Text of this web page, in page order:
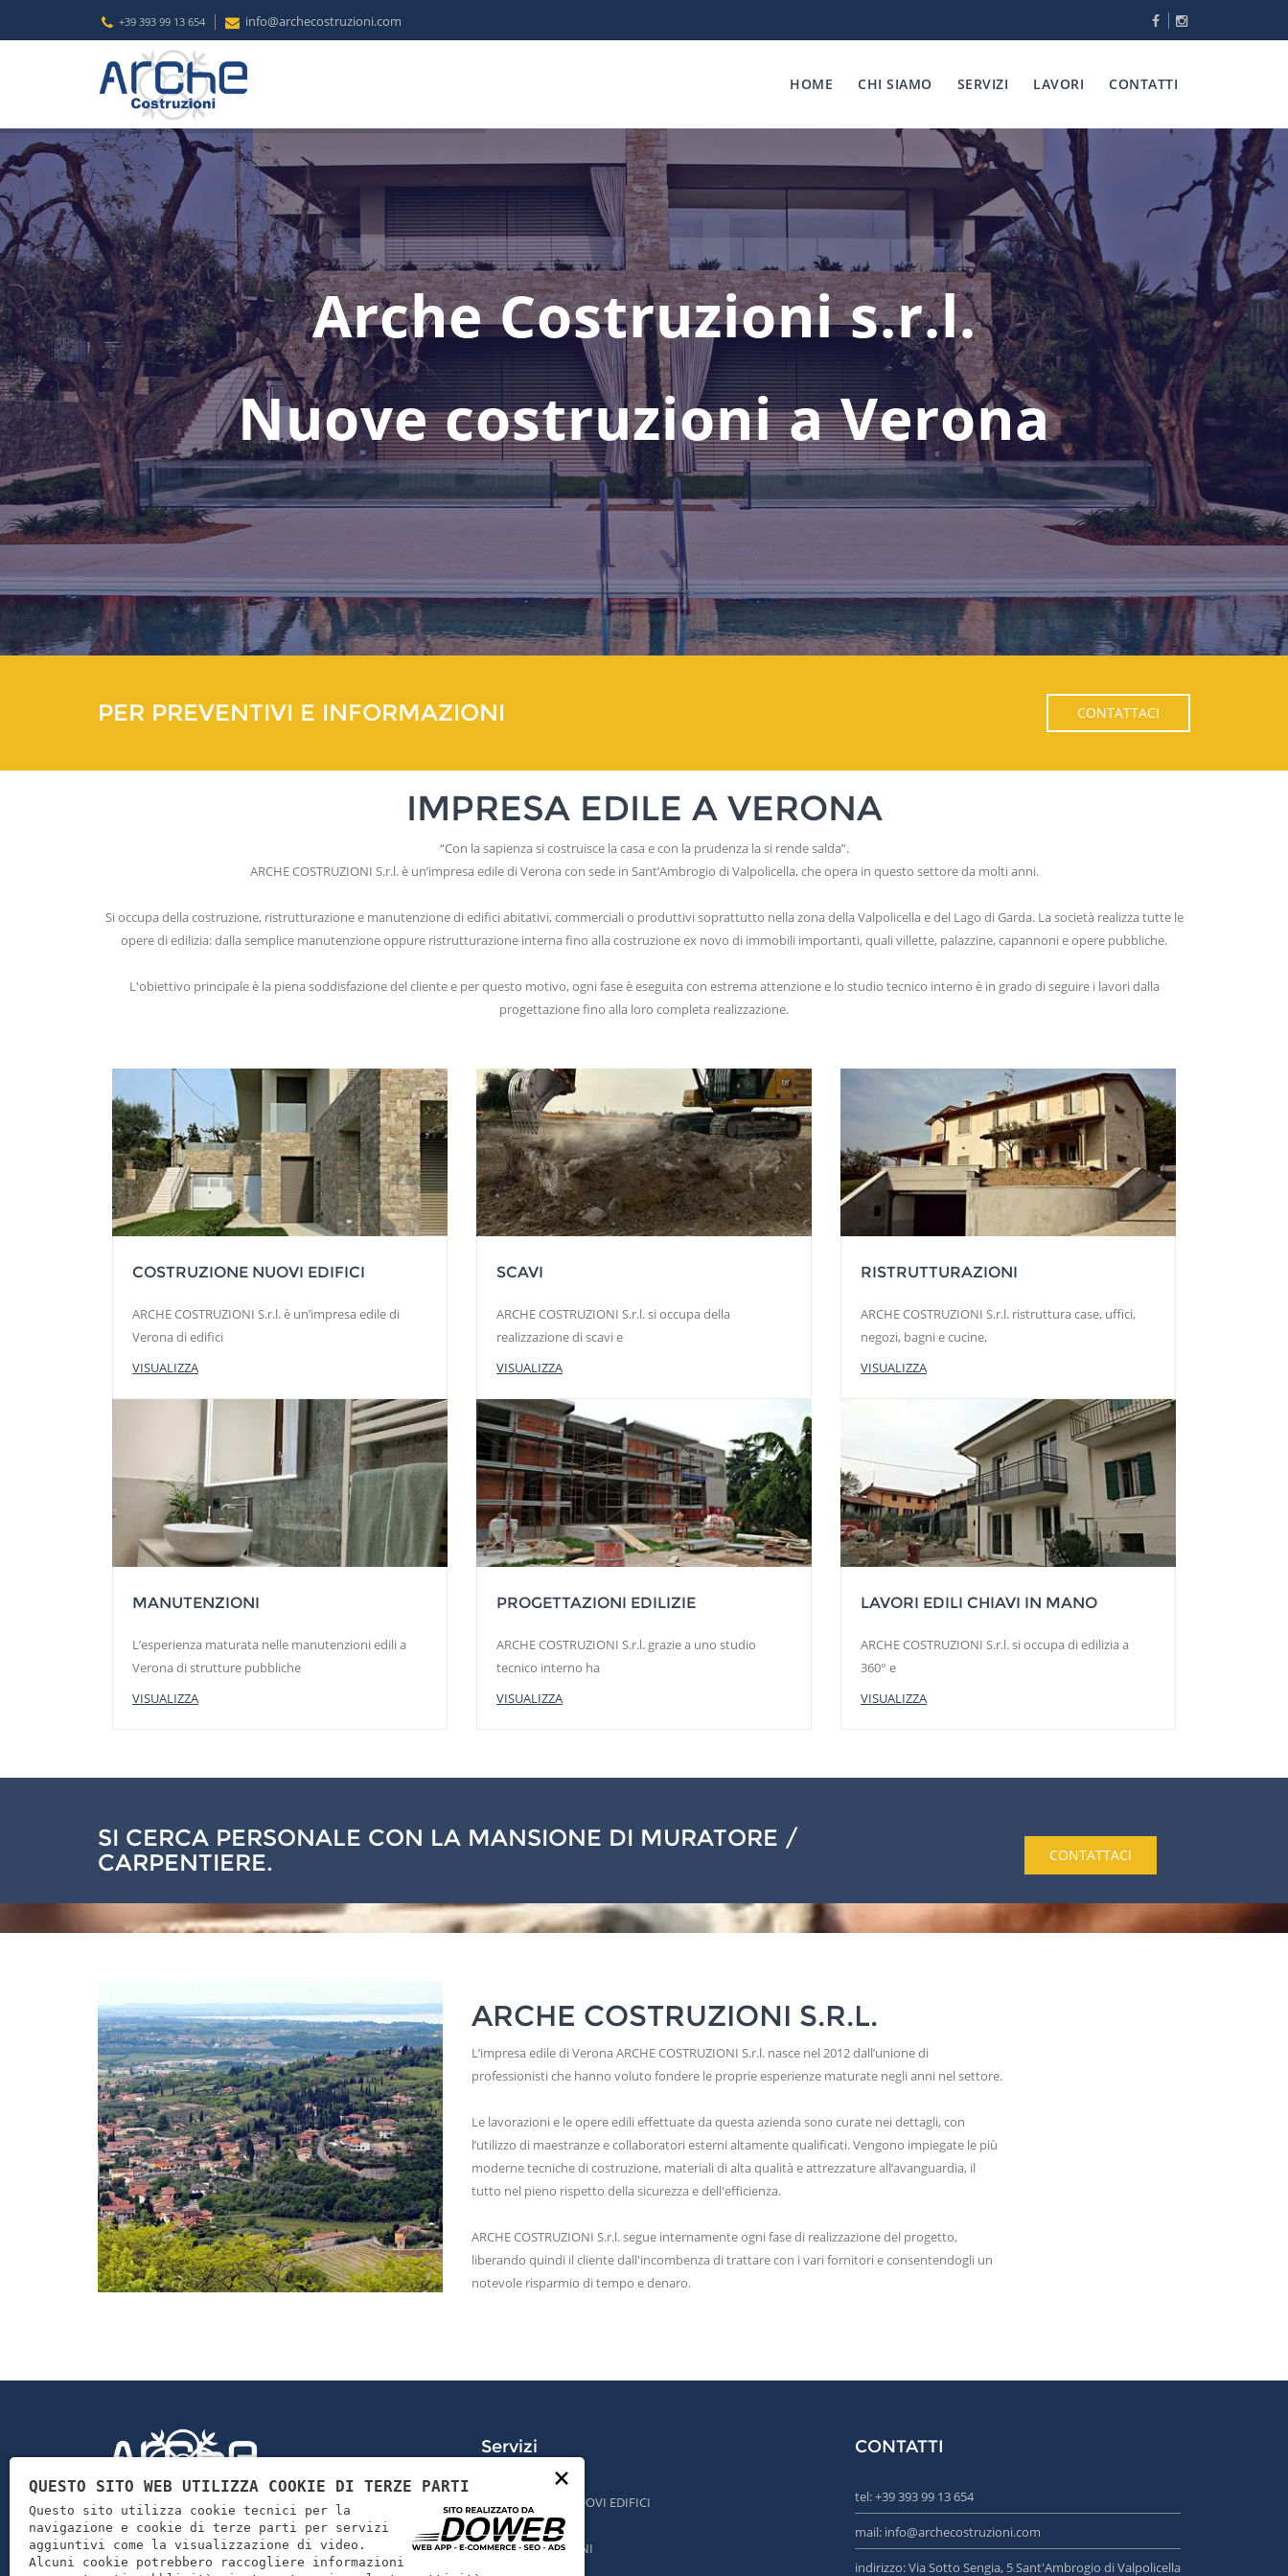
+39 393 99 13 654 info@archecostruzioni.com
HOME CHI SIAMO SERVIZI LAVORI CONTATTI
Arche Costruzioni s.r.l.
Nuove costruzioni a Verona
PER PREVENTIVI E INFORMAZIONI CONTATTACI
IMPRESA EDILE A VERONA
“Con la sapienza si costruisce la casa e con la prudenza la si rende salda”.
ARCHE COSTRUZIONI S.r.l. è un’impresa edile di Verona con sede in Sant’Ambrogio di Valpolicella, che opera in questo settore da molti anni.
Si occupa della costruzione, ristrutturazione e manutenzione di edifici abitativi, commerciali o produttivi soprattutto nella zona della Valpolicella e del Lago di Garda. La società realizza tutte le
opere di edilizia: dalla semplice manutenzione oppure ristrutturazione interna fino alla costruzione ex novo di immobili importanti, quali villette, palazzine, capannoni e opere pubbliche.
L'obiettivo principale è la piena soddisfazione del cliente e per questo motivo, ogni fase è eseguita con estrema attenzione e lo studio tecnico interno è in grado di seguire i lavori dalla
progettazione fino alla loro completa realizzazione.
COSTRUZIONE NUOVI EDIFICI
ARCHE COSTRUZIONI S.r.l. è un’impresa edile di
Verona di edifici
VISUALIZZA
SCAVI
ARCHE COSTRUZIONI S.r.l. si occupa della
realizzazione di scavi e
VISUALIZZA
RISTRUTTURAZIONI
ARCHE COSTRUZIONI S.r.l. ristruttura case, uffici,
negozi, bagni e cucine,
VISUALIZZA
MANUTENZIONI
L’esperienza maturata nelle manutenzioni edili a
Verona di strutture pubbliche
VISUALIZZA
PROGETTAZIONI EDILIZIE
ARCHE COSTRUZIONI S.r.l. grazie a uno studio
tecnico interno ha
VISUALIZZA
LAVORI EDILI CHIAVI IN MANO
ARCHE COSTRUZIONI S.r.l. si occupa di edilizia a
360° e
VISUALIZZA
SI CERCA PERSONALE CON LA MANSIONE DI MURATORE /
CARPENTIERE.
CONTATTACI
ARCHE COSTRUZIONI S.R.L.
L’impresa edile di Verona ARCHE COSTRUZIONI S.r.l. nasce nel 2012 dall’unione di
professionisti che hanno voluto fondere le proprie esperienze maturate negli anni nel settore.
Le lavorazioni e le opere edili effettuate da questa azienda sono curate nei dettagli, con
l’utilizzo di maestranze e collaboratori esterni altamente qualificati. Vengono impiegate le più
moderne tecniche di costruzione, materiali di alta qualità e attrezzature all’avanguardia, il
tutto nel pieno rispetto della sicurezza e dell'efficienza.
ARCHE COSTRUZIONI S.r.l. segue internamente ogni fase di realizzazione del progetto,
liberando quindi il cliente dall'incombenza di trattare con i vari fornitori e consentendogli un
notevole risparmio di tempo e denaro.
Arche Costruzioni S.r.l. si occupa di costruire nuovi edifici,
sia pubblici che privati, di ristrutturazioni immobiliari, di
manutenzione di abitazioni, di scavi di terreni, di
Servizi
COSTRUZIONE NUOVI EDIFICI
SCAVI
RISTRUTTURAZIONI
CONTATTI
tel:+39 393 99 13 654
mail: info@archecostruzioni.com
indirizzo: Via Sotto Sengia, 5 Sant'Ambrogio di Valpolicella
×
QUESTO SITO WEB UTILIZZA COOKIE DI TERZE PARTI
Questo sito utilizza cookie tecnici per la
navigazione e cookie di terze parti per servizi
aggiuntivi come la visualizzazione di video.
Alcuni cookie potrebbero raccogliere informazioni